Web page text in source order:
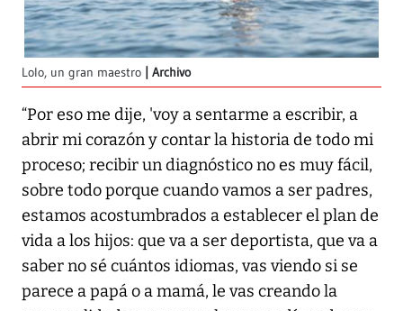
Lolo, un gran maestro Archivo
“Por eso me dije, 'voy a sentarme a escribir, a
abrir mi corazón y contar la historia de todo mi
proceso; recibir un diagnóstico no es muy fácil,
sobre todo porque cuando vamos a ser padres,
estamos acostumbrados a establecer el plan de
vida a los hijos: que va a ser deportista, que va a
saber no sé cuántos idiomas, vas viendo si se
parece a papá o a mamá, le vas creando la